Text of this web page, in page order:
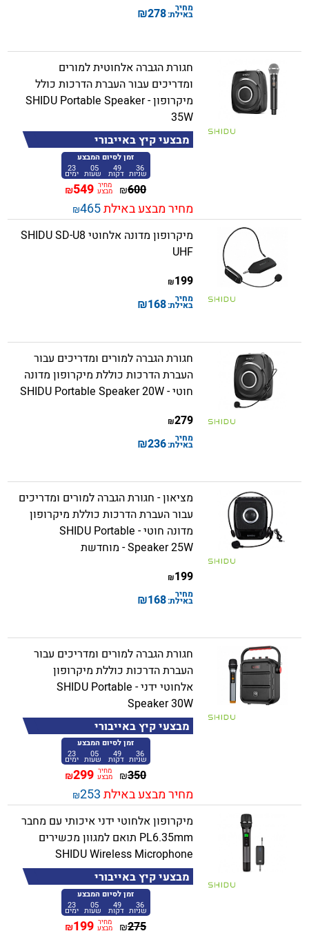
מחיר
באילת:278
₪
חגורת הגברה אלחוטית למורים
ומדריכים עבור העברת הדרכות כולל
מיקרופון - SHIDU Portable Speaker
35W
מבצעי קיץ באייבורי
זמן לסיום המבצע
36
שניות 49
דקות 05
שעות 23
ימים
600
₪ מחיר
מבצע 549
₪
מחיר מבצע באילת465
₪
מיקרופון מדונה אלחוטי SHIDU SD-U8
UHF
199
₪
מחיר
באילת:168
₪
חגורת הגברה למורים ומדריכים עבור
העברת הדרכות כוללת מיקרופון מדונה
חוטי - SHIDU Portable Speaker 20W
279
₪
מחיר
באילת:236
₪
מציאון - חגורת הגברה למורים ומדריכים
עבור העברת הדרכות כוללת מיקרופון
מדונה חוטי - SHIDU Portable
Speaker 25W - מוחדשת
199
₪
מחיר
באילת:168
₪
חגורת הגברה למורים ומדריכים עבור
העברת הדרכות כוללת מיקרופון
אלחוטי ידני - SHIDU Portable
Speaker 30W
מבצעי קיץ באייבורי
זמן לסיום המבצע
36
שניות 49
דקות 05
שעות 23
ימים
350
₪ מחיר
מבצע 299
₪
מחיר מבצע באילת253
₪
מיקרופון אלחוטי ידני איכותי עם מחבר
PL6.35mm תואם למגוון מכשירים
SHIDU Wireless Microphone
מבצעי קיץ באייבורי
זמן לסיום המבצע
36
שניות 49
דקות 05
שעות 23
ימים
275
₪ מחיר
מבצע 199
₪